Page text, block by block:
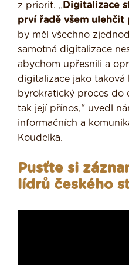
z priorit. „Digitalizace
prví řadě všem ulehčit
by měl všechno
samotná digitalizace
abychom upřesnili a
digitalizace jako taková
byrokratický proces do
tak její přínos,“ uvedl
informačních a
Koudelka.
Pusťte si
lídrů českého